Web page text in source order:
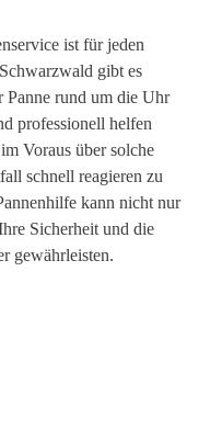
ist für jeden
gibt es
Panne rund um die Uhr
professionell helfen
Voraus über solche
schnell reagieren zu
kann nicht nur
Sicherheit und die
gewährleisten.